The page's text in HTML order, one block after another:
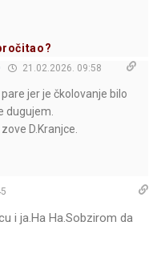
21.02.2026. 09:58
jer je čkolovanje bilo
dugujem.
D.Kranjce.
i ja.Ha Ha.Sobzirom da